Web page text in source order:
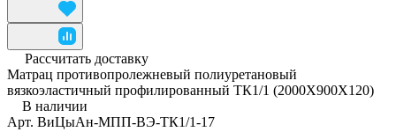
Рассчитать доставку
Матрац противопролежневый полиуретановый
вязкоэластичный профилированный ТК1/1 (2000Х900Х120)
В наличии
Арт. ВиЦыАн-МПП-ВЭ-ТК1/1-17